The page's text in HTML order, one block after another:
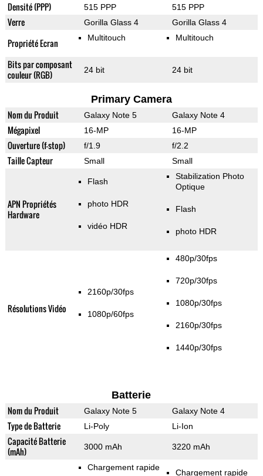
Densité (PPP) 515 PPP 515 PPP
Verre Gorilla Glass 4 Gorilla Glass 4
Propriété Ecran Multitouch Multitouch
Bits par composant
couleur (RGB)
24 bit 24 bit
Primary Camera
Nom du Produit Galaxy Note 5 Galaxy Note 4
Mégapixel 16-MP 16-MP
Ouverture (f-stop) f/1.9 f/2.2
Taille Capteur Small Small
APN Propriétés
Hardware
Flash
photo HDR
vidéo HDR
Stabilization Photo
Optique
Flash
photo HDR
Résolutions Vidéo
2160p/30fps
1080p/60fps
480p/30fps
720p/30fps
1080p/30fps
2160p/30fps
1440p/30fps
Batterie
Nom du Produit Galaxy Note 5 Galaxy Note 4
Type de Batterie Li-Poly Li-Ion
Capacité Batterie
(mAh)
3000 mAh 3220 mAh
Chargement rapide
Chargement rapide